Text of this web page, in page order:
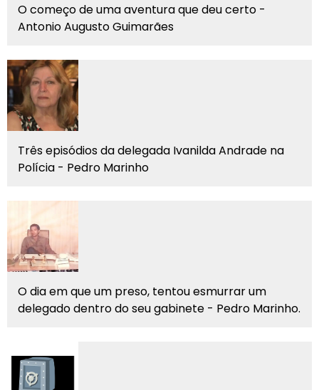
O começo de uma aventura que deu certo -
Antonio Augusto Guimarães
Três episódios da delegada Ivanilda Andrade na
Polícia - Pedro Marinho
O dia em que um preso, tentou esmurrar um
delegado dentro do seu gabinete - Pedro Marinho.